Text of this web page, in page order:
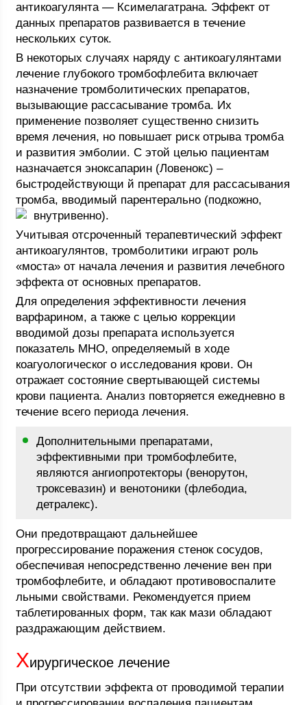
антикоагулянта — Ксимелагатрана. Эффект от
данных препаратов развивается в течение
нескольких суток.
В некоторых случаях наряду с антикоагулянтами
лечение глубокого тромбофлебита включает
назначение тромболитических препаратов,
вызывающие рассасывание тромба. Их
применение позволяет существенно снизить
время лечения, но повышает риск отрыва тромба
и развития эмболии. С этой целью пациентам
назначается эноксапарин (Ловенокс) –
быстродействующи й препарат для рассасывания
тромба, вводимый парентерально (подкожно,
внутривенно).
Учитывая отсроченный терапевтический эффект
антикоагулянтов, тромболитики играют роль
«моста» от начала лечения и развития лечебного
эффекта от основных препаратов.
Для определения эффективности лечения
варфарином, а также с целью коррекции
вводимой дозы препарата используется
показатель МНО, определяемый в ходе
коагуологическог о исследования крови. Он
отражает состояние свертывающей системы
крови пациента. Анализ повторяется ежедневно в
течение всего периода лечения.
Дополнительными препаратами,
эффективными при тромбофлебите,
являются ангиопротекторы (венорутон,
троксевазин) и венотоники (флебодиа,
детралекс).
Они предотвращают дальнейшее
прогрессирование поражения стенок сосудов,
обеспечивая непосредственно лечение вен при
тромбофлебите, и обладают противовоспалите
льными свойствами. Рекомендуется прием
таблетированных форм, так как мази обладают
раздражающим действием.
Хирургическое лечение
При отсутствии эффекта от проводимой терапии